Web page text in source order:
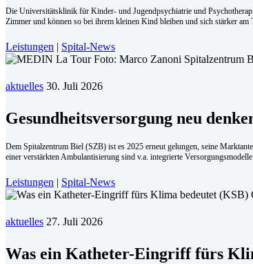
Die Universitätsklinik für Kinder- und Jugendpsychiatrie und
Zimmer und können so bei ihrem kleinen Kind bleiben und sich stärker am
Leistungen Spital-News
aktuelles 30. Juli 2026
Ge­sund­heits­ver­sor­gung neu
Dem Spitalzentrum Biel (SZB) ist es 2025 erneut gelungen, seine
einer verstärkten Ambulantisierung sind v.a. integrierte
Leistungen | Spital-News
aktuelles 27. Juli 2026
Was ein Katheter-Eingriff fürs